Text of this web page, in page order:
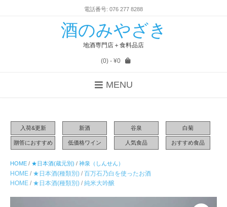
電話番号: 076 277 8288
酒のみやざき
地酒専門店＋食料品店
(0)- ¥0
MENU
入荷&更新 新酒 谷泉 白菊
贈答におすすめ 低価格ワイン 人気食品 おすすめ食品
HOME / ★日本酒(蔵元別) / 神泉（しんせん）
HOME / ★日本酒(種類別) / 百万石乃白を使ったお酒
HOME / ★日本酒(種類別) / 純米大吟醸